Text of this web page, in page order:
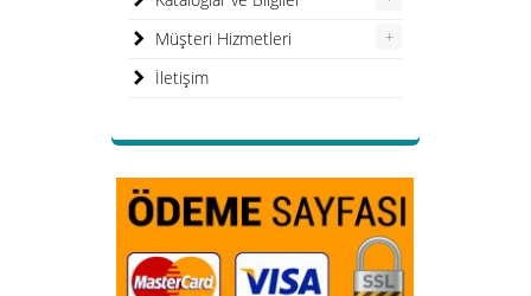
Müşteri Hizmetleri +
İletişim